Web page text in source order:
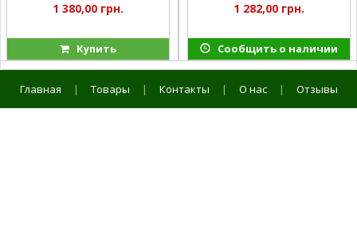
1 380,00 грн.
Купить
1 282,00 грн.
Сообщить о наличии
Главная | Товары | Контакты | О нас | Отзывы